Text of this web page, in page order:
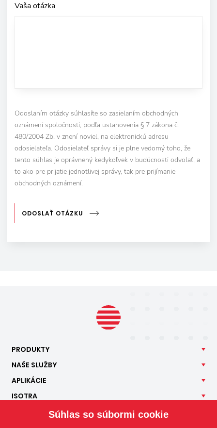
Vaša otázka
Odoslaním otázky súhlasíte so zasielaním obchodných
oznámení spoločnosti, podľa ustanovenia § 7 zákona č.
480/2004 Zb. v znení noviel, na elektronickú adresu
odosielateľa. Odosielateľ správy si je plne vedomý toho, že
tento súhlas je oprávnený kedykoľvek v budúcnosti odvolať, a
to ako pre prijatie jednotlivej správy, tak pre prijímanie
obchodných oznámení.
ODOSLAŤ OTÁZKU
PRODUKTY
NAŠE SLUŽBY
APLIKÁCIE
ISOTRA
Súhlas so súbormi cookie